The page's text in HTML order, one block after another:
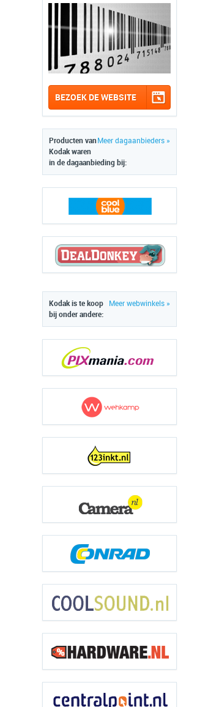
BEZOEK DE WEBSITE
Meer dagaanbieders »
Producten van
Kodak waren
in de dagaanbieding bij:
Meer webwinkels »
Kodak is te koop
bij onder andere: